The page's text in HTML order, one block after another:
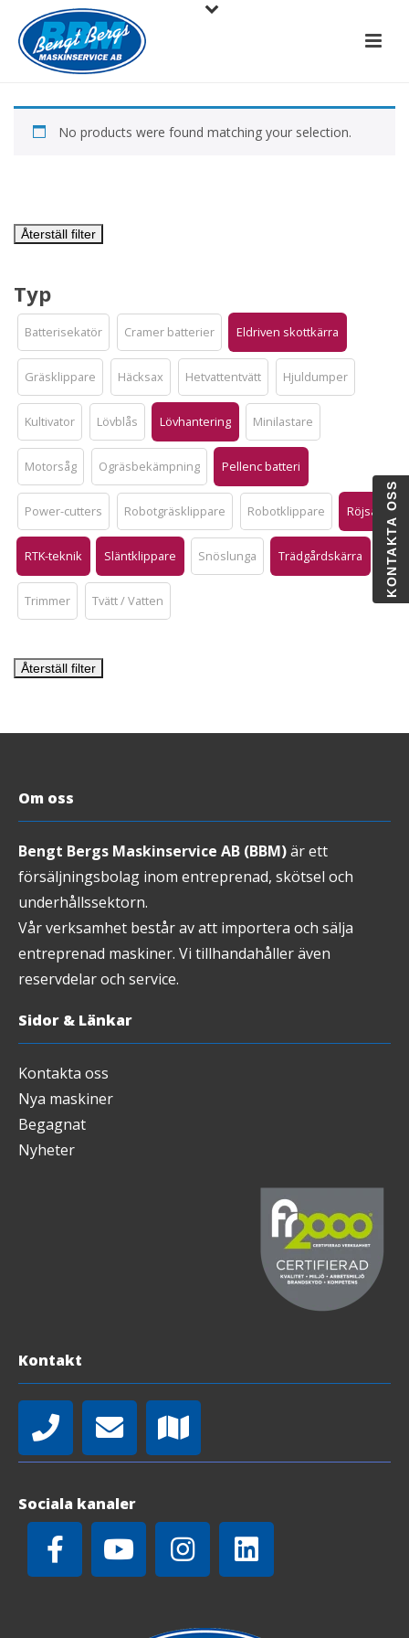
No products were found matching your selection.
Återställ filter
Typ
Batterisekatör Cramer batterier Eldriven skottkärra
Gräsklippare Häcksax Hetvattentvätt Hjuldumper
Kultivator Lövblås Lövhantering Minilastare
Motorsåg Ogräsbekämpning Pellenc batteri
Power-cutters Robotgräsklippare Robotklippare Röjsåg
RTK-teknik Släntklippare Snöslunga Trädgårdskärra
Trimmer Tvätt / Vatten
Återställ filter
Om oss
Bengt Bergs Maskinservice AB (BBM)är ett
försäljningsbolag inom entreprenad, skötsel och
underhållssektorn.
Vår verksamhet består av att importera och sälja
entreprenad maskiner. Vi tillhandahåller även
reservdelar och service.
Sidor & Länkar
Kontakta oss
Nya maskiner
Begagnat
Nyheter
Kontakt
Sociala kanaler
KONTAKTA OSS